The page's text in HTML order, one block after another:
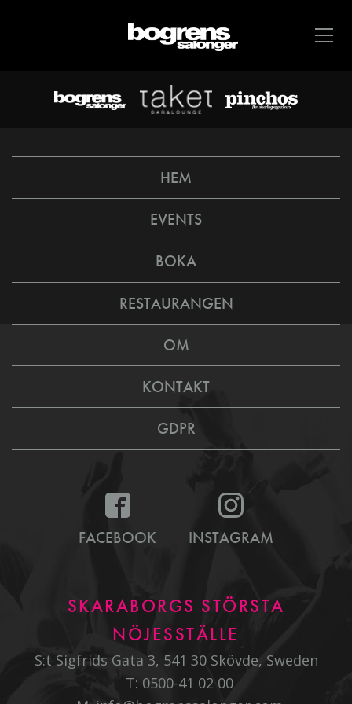
HEM
EVENTS
BOKA
RESTAURANGEN
OM
KONTAKT
GDPR
FACEBOOK INSTAGRAM
SKARABORGS STÖRSTA
NÖJESSTÄLLE
S:t Sigfrids Gata 3, 541 30 Skövde, Sweden
T: 0500-41 02 00